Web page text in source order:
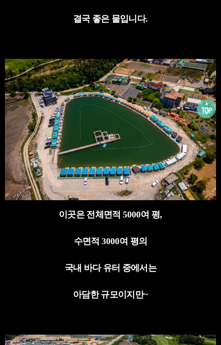
결국 좋은 물입니다.
이곳은 전체면적 5000여 평,
수면적 3000여 평의
국내 바다 유터 중에서는
아담한 규모이지만~